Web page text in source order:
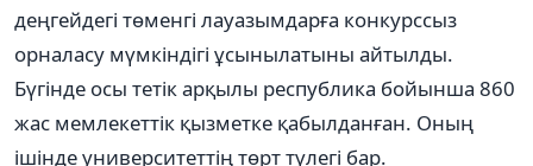
деңгейдегі төменгі лауазымдарға конкурссыз
орналасу мүмкіндігі ұсынылатыны айтылды.
Бүгінде осы тетік арқылы республика бойынша 860
жас мемлекеттік қызметке қабылданған. Оның
ішінде университеттің төрт түлегі бар.